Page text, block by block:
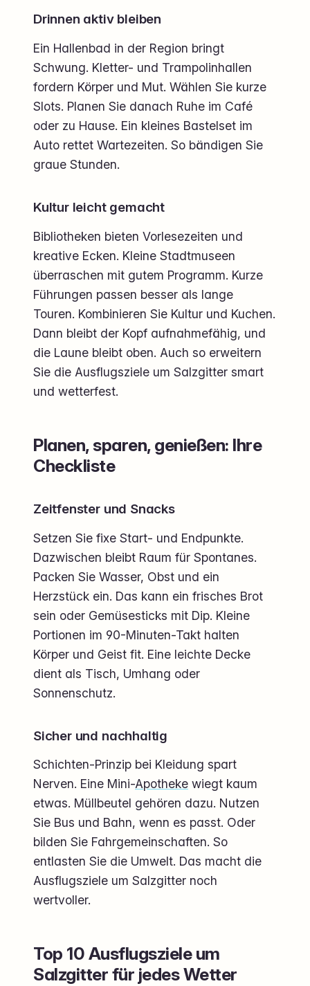
Drinnen aktiv bleiben
Ein Hallenbad in der Region bringt
Schwung. Kletter- und Trampolinhallen
fordern Körper und Mut. Wählen Sie kurze
Slots. Planen Sie danach Ruhe im Café
oder zu Hause. Ein kleines Bastelset im
Auto rettet Wartezeiten. So bändigen Sie
graue Stunden.
Kultur leicht gemacht
Bibliotheken bieten Vorlesezeiten und
kreative Ecken. Kleine Stadtmuseen
überraschen mit gutem Programm. Kurze
Führungen passen besser als lange
Touren. Kombinieren Sie Kultur und Kuchen.
Dann bleibt der Kopf aufnahmefähig, und
die Laune bleibt oben. Auch so erweitern
Sie die Ausflugsziele um Salzgitter smart
und wetterfest.
Planen, sparen, genießen: Ihre
Checkliste
Zeitfenster und Snacks
Setzen Sie fixe Start- und Endpunkte.
Dazwischen bleibt Raum für Spontanes.
Packen Sie Wasser, Obst und ein
Herzstück ein. Das kann ein frisches Brot
sein oder Gemüsesticks mit Dip. Kleine
Portionen im 90-Minuten-Takt halten
Körper und Geist fit. Eine leichte Decke
dient als Tisch, Umhang oder
Sonnenschutz.
Sicher und nachhaltig
Schichten-Prinzip bei Kleidung spart
Nerven. Eine Mini-Apotheke wiegt kaum
etwas. Müllbeutel gehören dazu. Nutzen
Sie Bus und Bahn, wenn es passt. Oder
bilden Sie Fahrgemeinschaften. So
entlasten Sie die Umwelt. Das macht die
Ausflugsziele um Salzgitter noch
wertvoller.
Top 10 Ausflugsziele um
Salzgitter für jedes Wetter